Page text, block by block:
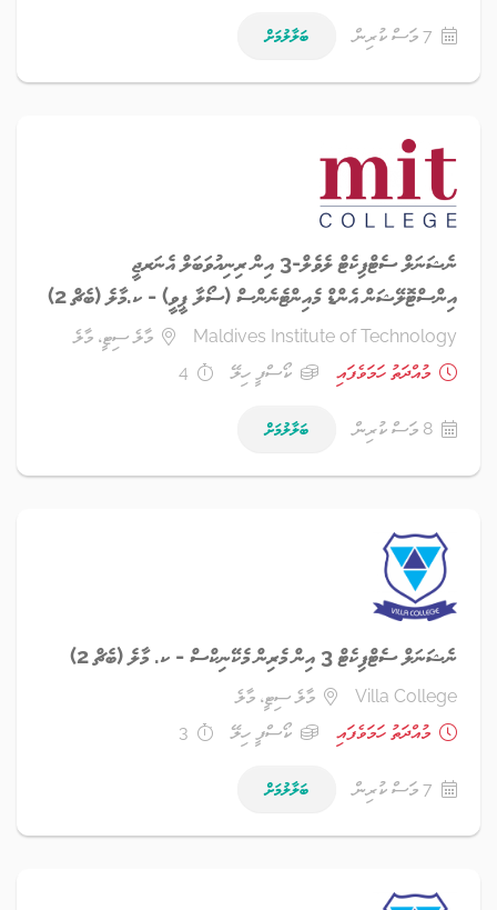
7 މަސް ކުރިން ބަލާލުމަށް
ނެޝަނަލް ސެޓްފިކެޓް ލެވެލް-3 އިން ރިނިއުވަބަލް އެނަރޖީ
އިންސްޓޮލޭޝަން އެންޑް މެއިންޓެނެންސް (ސޯލާ ޕީވީ) - ކ.މާލެ (ބެޗް 2)
Maldives Institute of Technology
މާލެ ސިޓީ، މާލެ
މުއްދަތު ހަމަވެފައި
ކޯސްފީ ހިލޭ 4
8 މަސް ކުރިން ބަލާލުމަށް
ނެޝަނަލް ސެޓްފިކެޓް 3 އިން މެރިން މެކޭނިކްސް - ކ. މާލެ (ބެޗް 2)
Villa College
މާލެ ސިޓީ، މާލެ
މުއްދަތު ހަމަވެފައި
ކޯސްފީ ހިލޭ 3
7 މަސް ކުރިން ބަލާލުމަށް